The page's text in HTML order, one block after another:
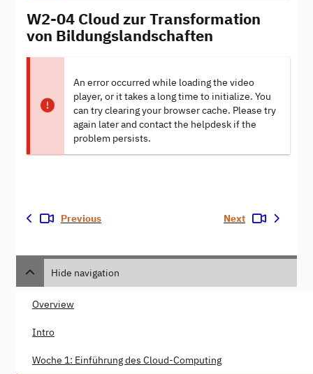
W2-04 Cloud zur Transformation
von Bildungslandschaften
An error occurred while loading the video
player, or it takes a long time to initialize. You
can try clearing your browser cache. Please try
again later and contact the helpdesk if the
problem persists.
Previous Next
Hide navigation
Overview
Intro
Woche 1: Einführung des Cloud-Computing